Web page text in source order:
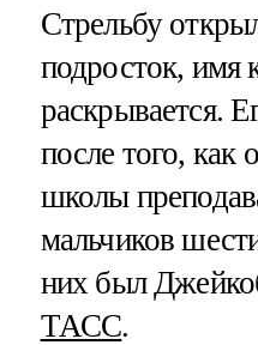
Стрельбу
подросток, имя
раскрывается.
после того, как
школы
мальчиков
них был
ТАСС.